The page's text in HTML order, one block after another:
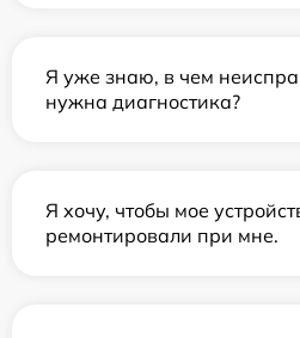
Я уже знаю, в чем
нужна диагностика?
Я хочу, чтобы мое
ремонтировали при мне.